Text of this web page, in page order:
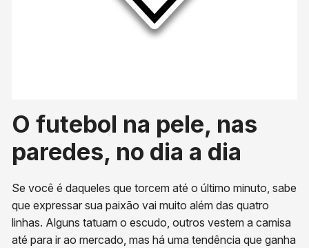
O futebol na pele, nas
paredes, no dia a dia
Se você é daqueles que torcem até o último minuto, sabe
que expressar sua paixão vai muito além das quatro
linhas. Alguns tatuam o escudo, outros vestem a camisa
até para ir ao mercado, mas há uma tendência que ganha